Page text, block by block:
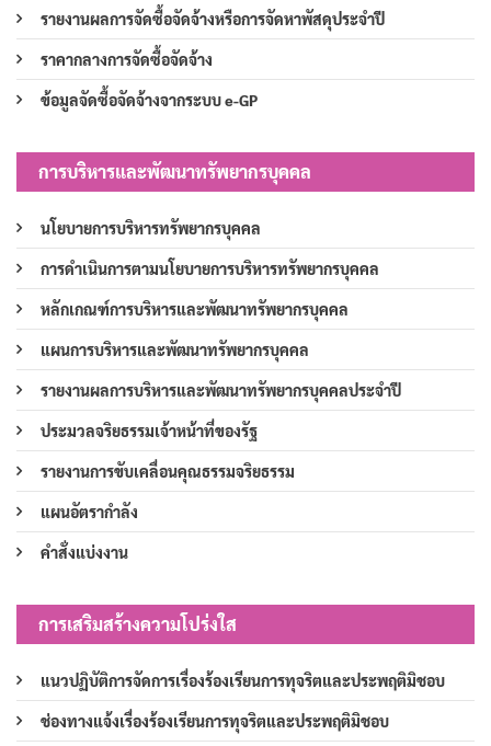
รายงานผลการจัดซื้อจัดจ้างหรือการจัดหาพัสดุประจำปี
ราคากลางการจัดซื้อจัดจ้าง
ข้อมูลจัดซื้อจัดจ้างจากระบบ e-GP
การบริหารและพัฒนาทรัพยากรบุคคล
นโยบายการบริหารทรัพยากรบุคคล
การดำเนินการตามนโยบายการบริหารทรัพยากรบุคคล
หลักเกณฑ์การบริหารและพัฒนาทรัพยากรบุคคล
แผนการบริหารและพัฒนาทรัพยากรบุคคล
รายงานผลการบริหารและพัฒนาทรัพยากรบุคคลประจำปี
ประมวลจริยธรรมเจ้าหน้าที่ของรัฐ
รายงานการขับเคลื่อนคุณธรรมจริยธรรม
แผนอัตรากำลัง
คำสั่งแบ่งงาน
การเสริมสร้างความโปร่งใส
แนวปฏิบัติการจัดการเรื่องร้องเรียนการทุจริตและประพฤติมิชอบ
ช่องทางแจ้งเรื่องร้องเรียนการทุจริตและประพฤติมิชอบ